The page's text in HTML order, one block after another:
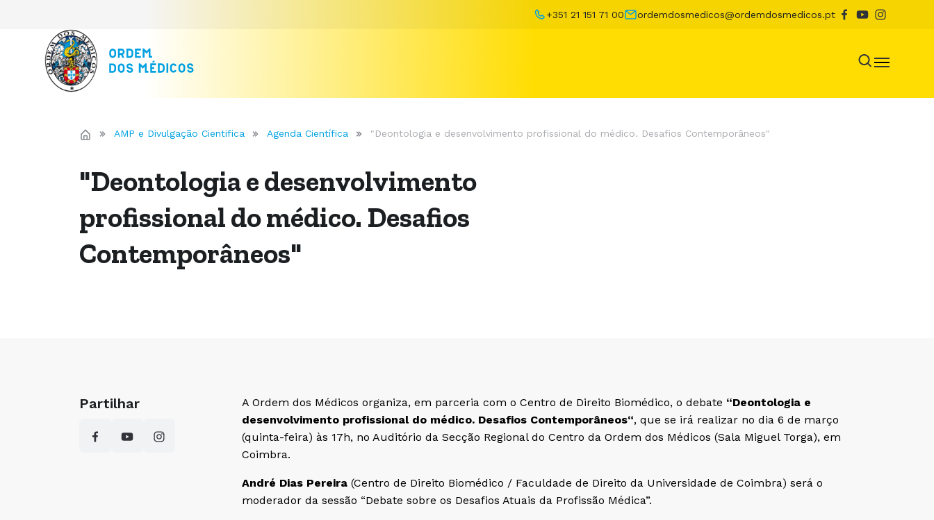
+351 21 151 71 00 ordemdosmedicos@ordemdosmedicos.pt
AMP e Divulgação Cientifica Agenda Científica "Deontologia e desenvolvimento profissional do médico. Desafios Contemporâneos"
"Deontologia e desenvolvimento
profissional do médico. Desafios
Contemporâneos"
Partilhar A Ordem dos Médicos organiza, em parceria com o Centro de Direito Biomédico, o debate “Deontologia e
desenvolvimento profissional do médico. Desafios Contemporâneos“, que se irá realizar no dia 6 de março
(quinta-feira) às 17h, no Auditório da Secção Regional do Centro da Ordem dos Médicos (Sala Miguel Torga), em
Coimbra.
André Dias Pereira (Centro de Direito Biomédico / Faculdade de Direito da Universidade de Coimbra) será o
moderador da sessão “Debate sobre os Desafios Atuais da Profissão Médica”.